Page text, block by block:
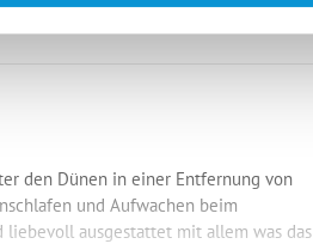
den Dünen in einer Entfernung von
und Aufwachen beim
ausgestattet mit allem was das